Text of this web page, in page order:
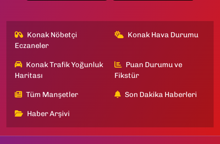
Konak Nöbetçi
Eczaneler
Konak Hava Durumu
Konak Trafik Yoğunluk
Haritası
Puan Durumu ve
Fikstür
Tüm Manşetler Son Dakika Haberleri
Haber Arşivi